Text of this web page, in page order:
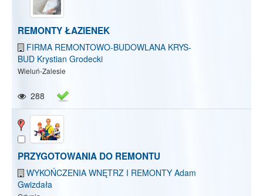
REMONTY ŁAZIENEK
FIRMA REMONTOWO-BUDOWLANA KRYS-
BUD Krystian Grodecki
Wieluń-Zalesie
288
PRZYGOTOWANIA DO REMONTU
WYKOŃCZENIA WNĘTRZ I REMONTY Adam
Gwizdała